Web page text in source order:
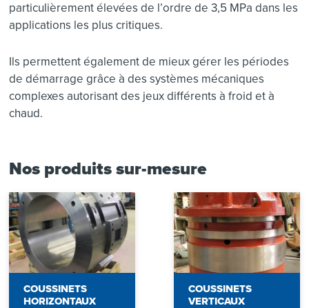
particulièrement élevées de l’ordre de 3,5 MPa dans les
applications les plus critiques.
Ils permettent également de mieux gérer les périodes
de démarrage grâce à des systèmes mécaniques
complexes autorisant des jeux différents à froid et à
chaud.
Nos produits sur-mesure
COUSSINETS
HORIZONTAUX
COUSSINETS
VERTICAUX